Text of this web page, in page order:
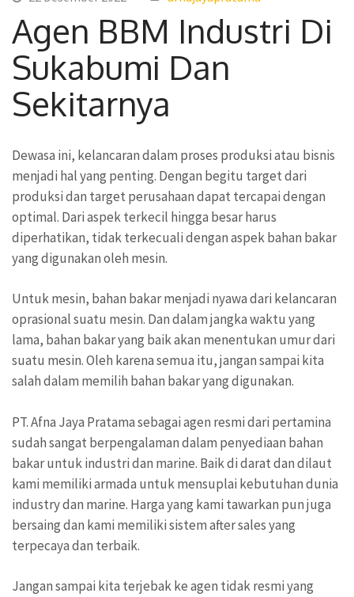
Agen BBM Industri Di
Sukabumi Dan
Sekitarnya
Dewasa ini, kelancaran dalam proses produksi atau bisnis
menjadi hal yang penting. Dengan begitu target dari
produksi dan target perusahaan dapat tercapai dengan
optimal. Dari aspek terkecil hingga besar harus
diperhatikan, tidak terkecuali dengan aspek bahan bakar
yang digunakan oleh mesin.
Untuk mesin, bahan bakar menjadi nyawa dari kelancaran
oprasional suatu mesin. Dan dalam jangka waktu yang
lama, bahan bakar yang baik akan menentukan umur dari
suatu mesin. Oleh karena semua itu, jangan sampai kita
salah dalam memilih bahan bakar yang digunakan.
PT. Afna Jaya Pratama sebagai agen resmi dari pertamina
sudah sangat berpengalaman dalam penyediaan bahan
bakar untuk industri dan marine. Baik di darat dan dilaut
kami memiliki armada untuk mensuplai kebutuhan dunia
industry dan marine. Harga yang kami tawarkan pun juga
bersaing dan kami memiliki sistem after sales yang
terpecaya dan terbaik.
Jangan sampai kita terjebak ke agen tidak resmi yang